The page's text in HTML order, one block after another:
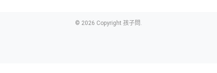
© 2026 Copyright 孩子問.